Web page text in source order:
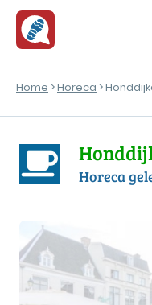
Home >Horeca >
Horeca